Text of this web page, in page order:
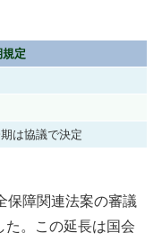
定
は協議で決定
保障関連法案の審議
た。この延長は国会